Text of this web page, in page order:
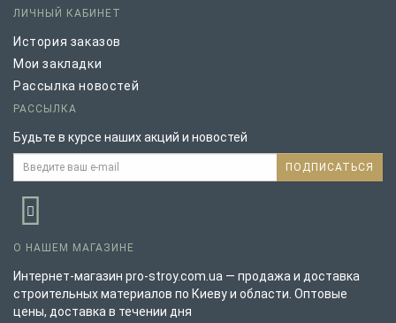
ЛИЧНЫЙ КАБИНЕТ
История заказов
Мои закладки
Рассылка новостей
РАССЫЛКА
Будьте в курсе наших акций и новостей
ПОДПИСАТЬСЯ
О НАШЕМ МАГАЗИНЕ
Интернет-магазин pro-stroy.com.ua — продажа и доставка
строительных материалов по Киеву и области. Оптовые
цены, доставка в течении дня